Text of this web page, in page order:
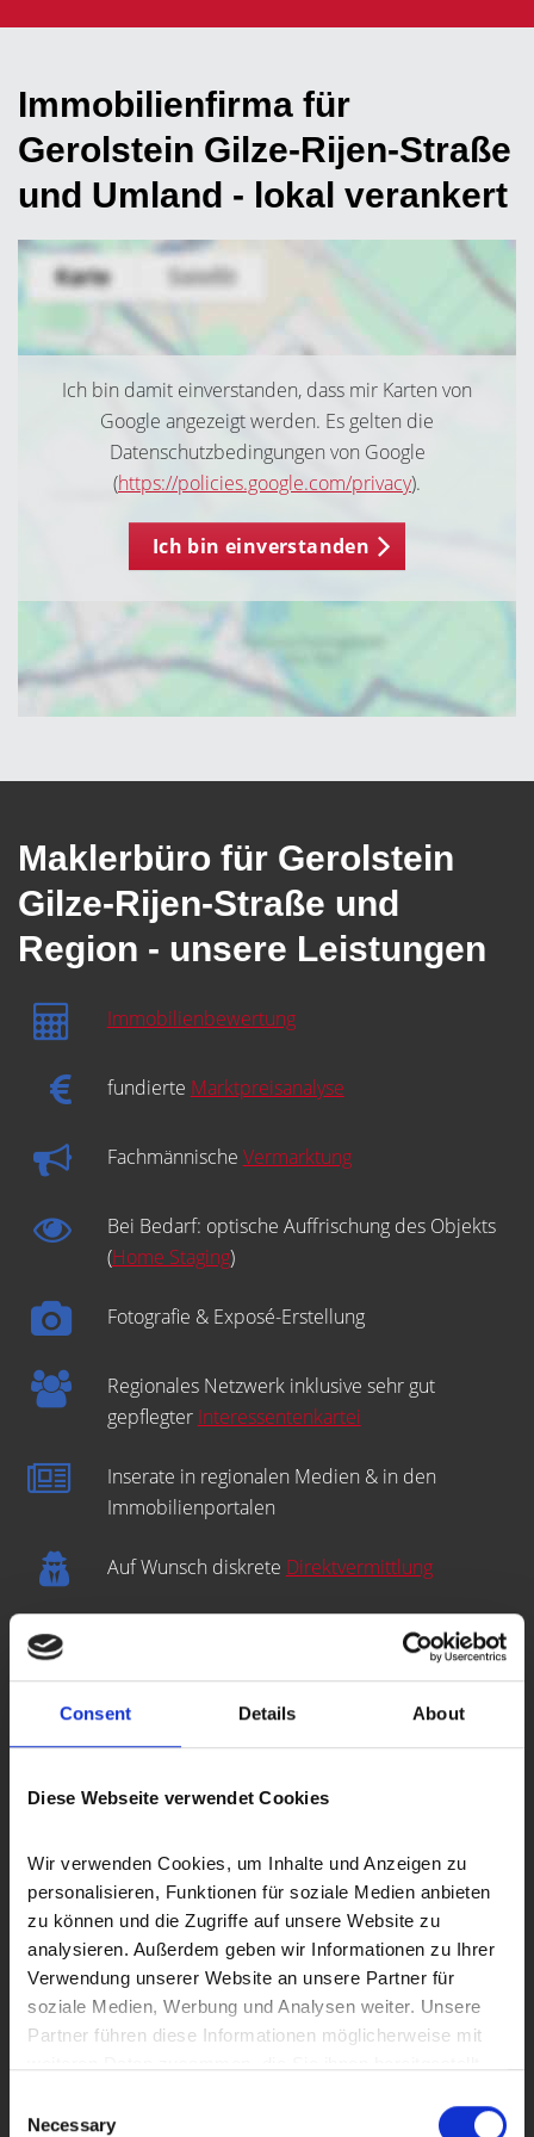
Consent Details About
Diese Webseite verwendet Cookies
Wir verwenden Cookies, um Inhalte und Anzeigen zu
personalisieren, Funktionen für soziale Medien anbieten
zu können und die Zugriffe auf unsere Website zu
analysieren. Außerdem geben wir Informationen zu Ihrer
Verwendung unserer Website an unsere Partner für
soziale Medien, Werbung und Analysen weiter. Unsere
Partner führen diese Informationen möglicherweise mit
gesammelt haben.
Selection
Necessary
Immobilienfirma für
Gerolstein Gilze-Rijen-Straße
und Umland - lokal verankert
Ich bin damit einverstanden, dass mir Karten von
Google angezeigt werden. Es gelten die
Datenschutzbedingungen von Google
(https://policies.google.com/privacy).
Ich bin einverstanden
Maklerbüro für Gerolstein
Gilze-Rijen-Straße und
Region - unsere Leistungen
Immobilienbewertung
fundierte Marktpreisanalyse
Fachmännische Vermarktung
Bei Bedarf: optische Auffrischung des Objekts
(Home Staging)
Fotografie & Exposé-Erstellung
Regionales Netzwerk inklusive sehr gut
gepflegter Interessentenkartei
Inserate in regionalen Medien & in den
Immobilienportalen
Auf Wunsch diskrete Direktvermittlung
Besichtigungstermine
Bonitätsprüfung der Interessenten
Erstellung des Kaufvertragsentwurfs
Prüfung der Finanzierung des Käufers
Vorbereitung und Koordinierung des